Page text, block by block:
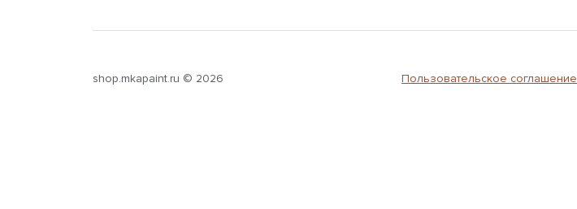
shop.mkapaint.ru © 2026 Пользовательское соглашение